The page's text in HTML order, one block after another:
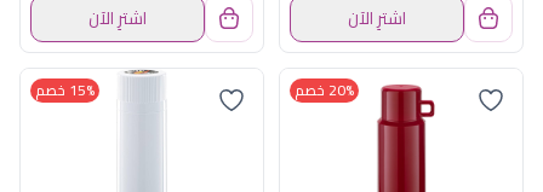
اشترِ الآن
اشترِ الآن
20% خصم 15% خصم